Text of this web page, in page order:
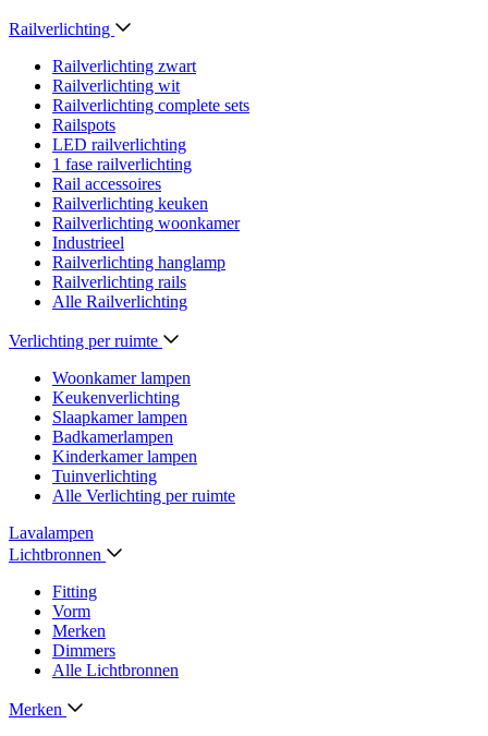
Railverlichting
Railverlichting zwart
Railverlichting wit
Railverlichting complete sets
Railspots
LED railverlichting
1 fase railverlichting
Rail accessoires
Railverlichting keuken
Railverlichting woonkamer
Industrieel
Railverlichting hanglamp
Railverlichting rails
Alle Railverlichting
Verlichting per ruimte
Woonkamer lampen
Keukenverlichting
Slaapkamer lampen
Badkamerlampen
Kinderkamer lampen
Tuinverlichting
Alle Verlichting per ruimte
Lavalampen
Lichtbronnen
Fitting
Vorm
Merken
Dimmers
Alle Lichtbronnen
Merken